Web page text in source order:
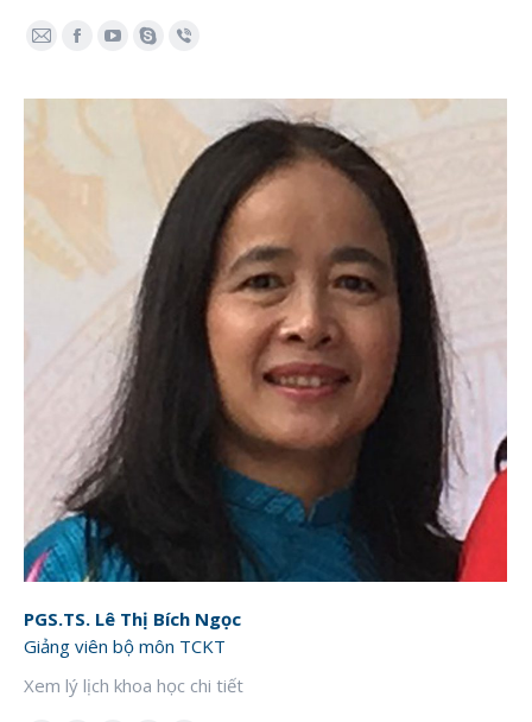
E-
Facebook
YouTube
SkypeViber
PGS.TS. Lê Thị Bích Ngọc
Giảng viên bộ môn TCKT
Xem lý lịch khoa học chi tiết